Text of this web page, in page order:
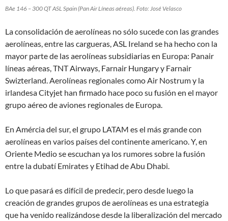
BAe 146 – 300 QT ASL Spain (Pan Air Líneas aéreas). Foto: José Velasco
La consolidación de aerolíneas no sólo sucede con las grandes
aerolíneas, entre las cargueras, ASL Ireland se ha hecho con la
mayor parte de las aerolíneas subsidiarias en Europa: Panair
líneas aéreas, TNT Airways, Farnair Hungary y Farnair
Swizterland. Aerolíneas regionales como Air Nostrum y la
irlandesa Cityjet han firmado hace poco su fusión en el mayor
grupo aéreo de aviones regionales de Europa.
En Amércia del sur, el grupo LATAM es el más grande con
aerolíneas en varios países del continente americano. Y, en
Oriente Medio se escuchan ya los rumores sobre la fusión
entre la dubatí Emirates y Etihad de Abu Dhabi.
Lo que pasará es difícil de predecir, pero desde luego la
creación de grandes grupos de aerolíneas es una estrategia
que ha venido realizándose desde la liberalización del mercado